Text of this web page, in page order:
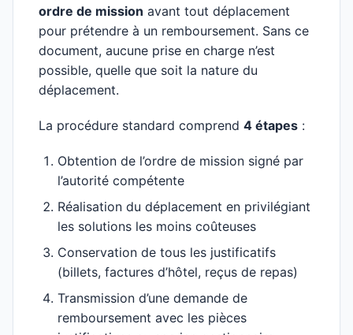
ordre de mission avant tout déplacement
pour prétendre à un remboursement. Sans ce
document, aucune prise en charge n’est
possible, quelle que soit la nature du
déplacement.
La procédure standard comprend 4 étapes :
Obtention de l’ordre de mission signé par
l’autorité compétente
Réalisation du déplacement en privilégiant
les solutions les moins coûteuses
Conservation de tous les justificatifs
(billets, factures d’hôtel, reçus de repas)
Transmission d’une demande de
remboursement avec les pièces